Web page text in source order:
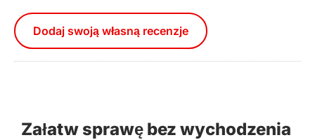
Dodaj swoją własną recenzje
Załatw sprawę bez wychodzenia